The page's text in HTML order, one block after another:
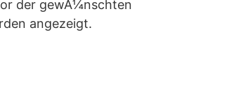
der gewÃ¼nschten
angezeigt.